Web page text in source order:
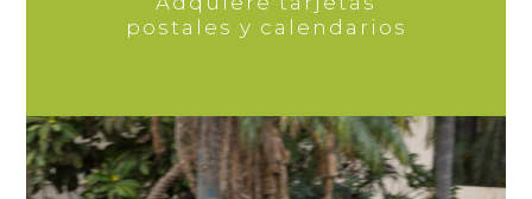
postales y calendarios